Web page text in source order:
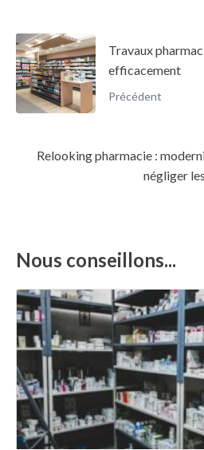
Travaux
efficacement
Précédent
Relooking pharmacie :
négliger
Nous conseillons...